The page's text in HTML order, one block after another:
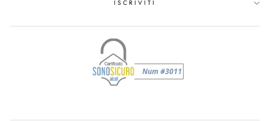
ISCRIVITI